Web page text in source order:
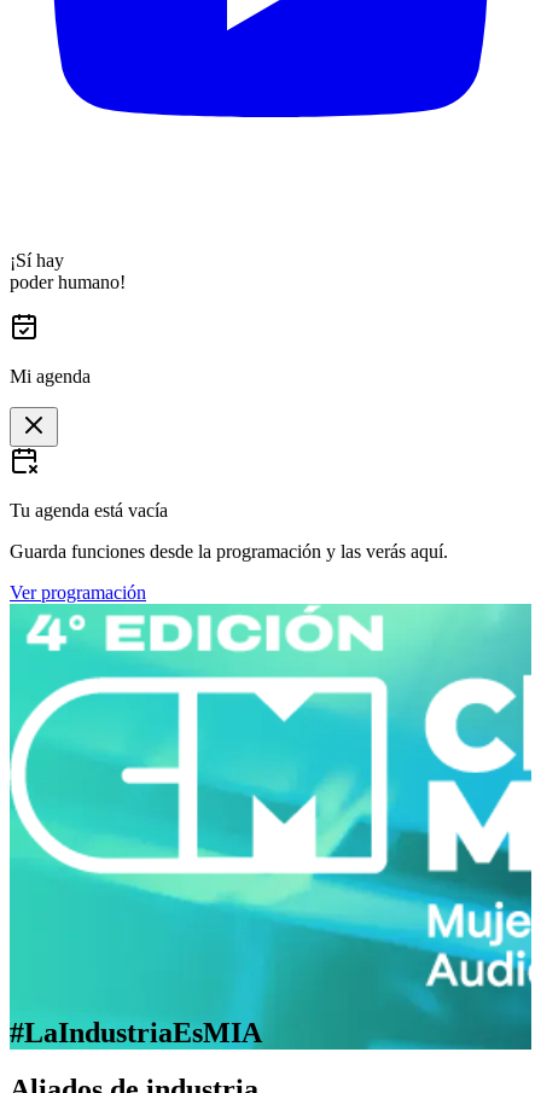
¡Sí hay
poder humano!
Mi agenda
Tu agenda está vacía
Guarda funciones desde la programación y las verás aquí.
Ver programación
#LaIndustriaEsMIA